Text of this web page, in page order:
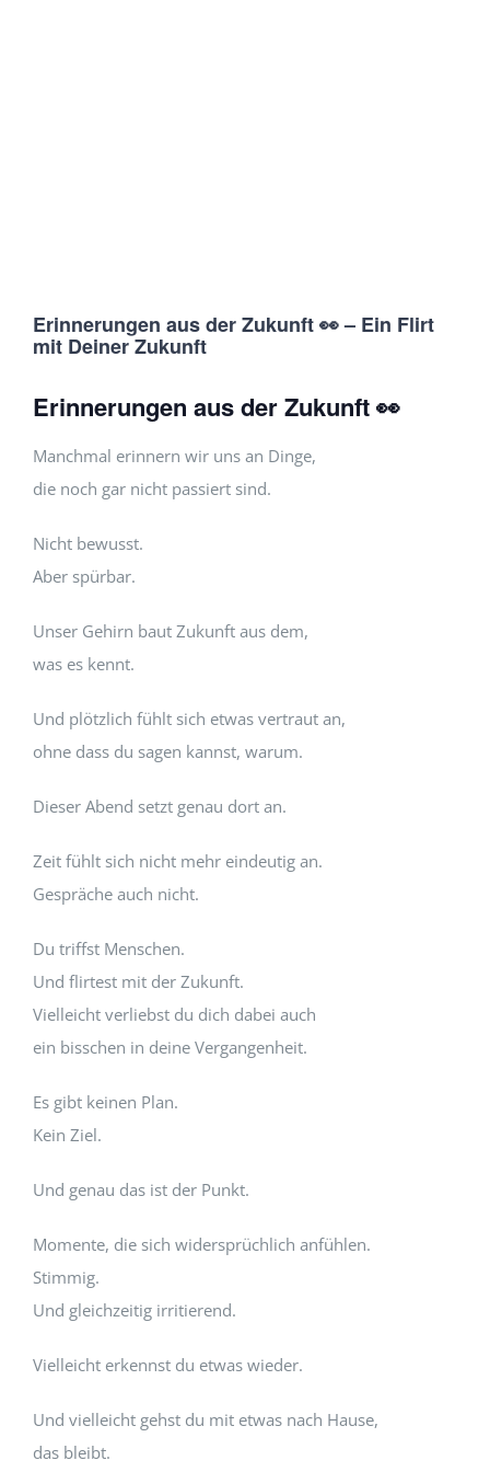
Erinnerungen aus der Zukunft 👀 – Ein Flirt
mit Deiner Zukunft
Erinnerungen aus der Zukunft 👀
Manchmal erinnern wir uns an Dinge,
die noch gar nicht passiert sind.
Nicht bewusst.
Aber spürbar.
Unser Gehirn baut Zukunft aus dem,
was es kennt.
Und plötzlich fühlt sich etwas vertraut an,
ohne dass du sagen kannst, warum.
Dieser Abend setzt genau dort an.
Zeit fühlt sich nicht mehr eindeutig an.
Gespräche auch nicht.
Du triffst Menschen.
Und flirtest mit der Zukunft.
Vielleicht verliebst du dich dabei auch
ein bisschen in deine Vergangenheit.
Es gibt keinen Plan.
Kein Ziel.
Und genau das ist der Punkt.
Momente, die sich widersprüchlich anfühlen.
Stimmig.
Und gleichzeitig irritierend.
Vielleicht erkennst du etwas wieder.
Und vielleicht gehst du mit etwas nach Hause,
das bleibt.